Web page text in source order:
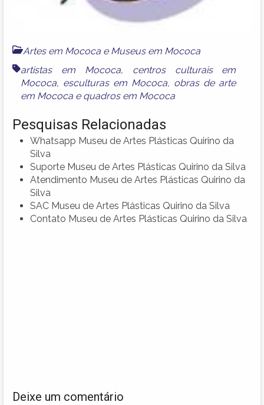
Artes em Mococa e Museus em Mococa
artistas em Mococa, centros culturais em
Mococa, esculturas em Mococa, obras de arte
em Mococa e quadros em Mococa
Pesquisas Relacionadas
Whatsapp Museu de Artes Plásticas Quirino da
Silva
Suporte Museu de Artes Plásticas Quirino da Silva
Atendimento Museu de Artes Plásticas Quirino da
Silva
SAC Museu de Artes Plásticas Quirino da Silva
Contato Museu de Artes Plásticas Quirino da Silva
Deixe um comentário